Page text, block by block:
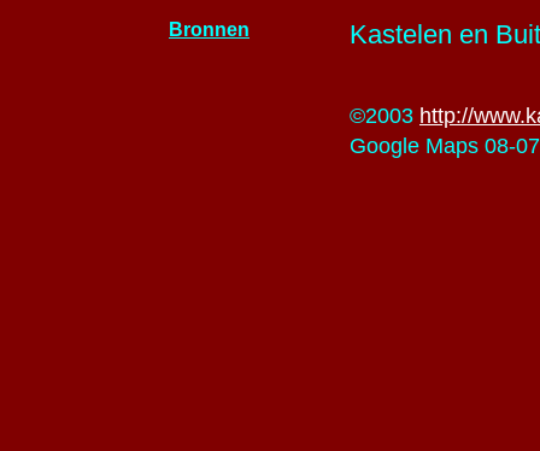
Bronnen Kastelen en
©2003 http://
Google Maps 08-